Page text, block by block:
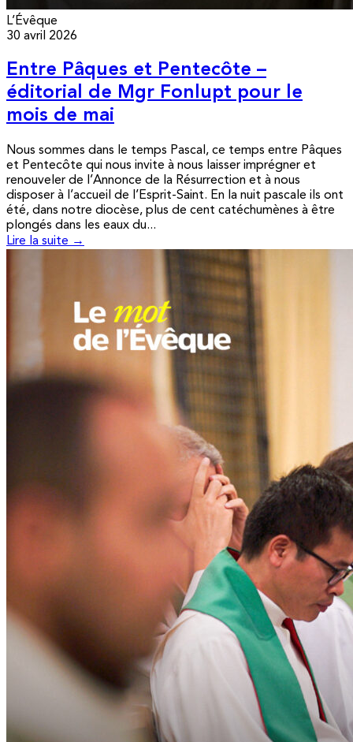
L’Évêque
30 avril 2026
Entre Pâques et Pentecôte –
éditorial de Mgr Fonlupt pour le
mois de mai
Nous sommes dans le temps Pascal, ce temps entre Pâques
et Pentecôte qui nous invite à nous laisser imprégner et
renouveler de l’Annonce de la Résurrection et à nous
disposer à l’accueil de l’Esprit-Saint. En la nuit pascale ils ont
été, dans notre diocèse, plus de cent catéchumènes à être
plongés dans les eaux du...
Lire la suite →